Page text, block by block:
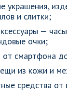
украшения,
и слитки;
—
очки;
от смартфона
из кожи и
средства